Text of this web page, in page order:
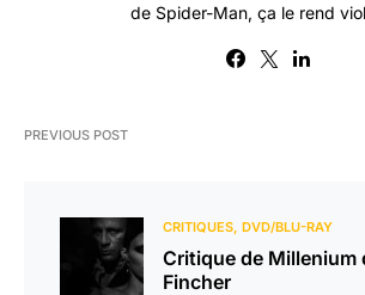
de Spider-Man, ça le rend
PREVIOUS POST
CRITIQUES DVD/BLU-RAY
Critique de Millenium
Fincher